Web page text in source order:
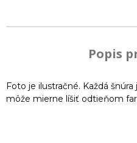
Popis
Foto je ilustračné. Každá
môže mierne líšiť odtieňom